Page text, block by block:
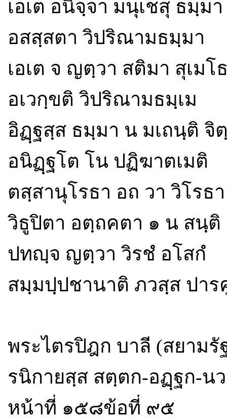
เอเต อนิจฺจา มนุเชสุ ธมฺมา
อสสฺสตา วิปริณามธมฺมา
เอเต จ ญตฺวา สติมา สุเมโ
อเวกฺขติ วิปริณามธมฺเม
อิฏฺฐสฺส ธมฺมา น มเถนฺติ จิ
อนิฏฺฐโต โน ปฏิฆาตเมติ
ตสฺสานุโรธา อถ วา วิโรธา
วิธูปิตา อตฺถคตา ๑ น สนฺติ
ปทญฺจ ญตฺวา วิรชํ อโสกํ
สมฺมปฺปชานาติ ภวสฺส ปาร
พระไตรปิฎก บาลี (สยาม
รนิกายสฺส สตฺตก-อฏฺฐก-น
หน้าที่ ๑๕๘ข้อที่ ๙๕